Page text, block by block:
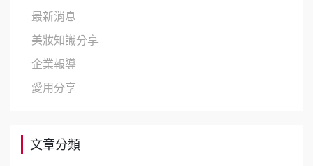
最新消息
美妝知識分享
企業報導
愛用分享
文章分類